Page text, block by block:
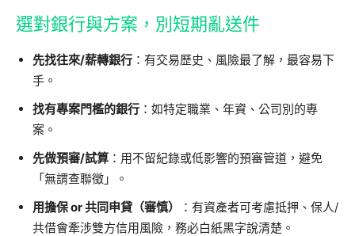
選對銀行與方案，別短期亂送件
先找往來/薪轉銀行 ：有交易歷史、風險最了解，最容易下
手。
找有專案門檻的銀行 ：如特定職業、年資、公司別的專
案。
先做預審/試算 ：用不留紀錄或低影響的預審管道，避免
「無謂查聯徵」。
用擔保 or 共同申貸（審慎）
：有資產者可考慮抵押、保人/
共借會牽涉雙方信用風險，務必白紙黑字說清楚。